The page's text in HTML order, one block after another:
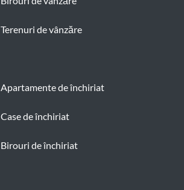
Terenuri de vânzăre
Apartamente de închiriat
Case de închiriat
Birouri de închiriat